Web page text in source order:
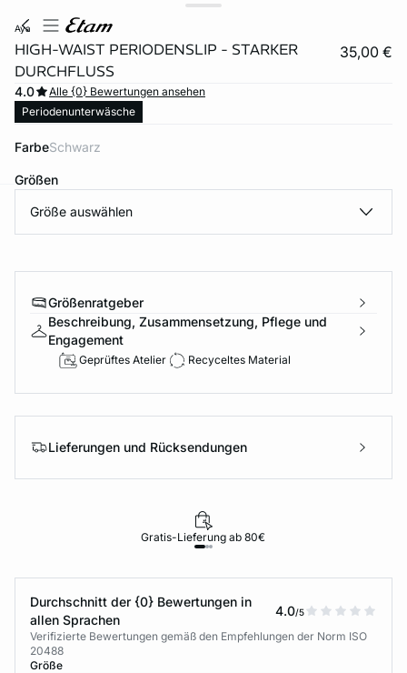
aya
HIGH-WAIST PERIODENSLIP - STARKER
DURCHFLUSS
35,00 €
4.0
Alle {0} Bewertungen ansehen
Periodenunterwäsche
Farbe schwarz
Größen
Größe auswählen
Größenratgeber
Beschreibung, Zusammensetzung, Pflege und
Engagement
Geprüftes Atelier Recyceltes Material
Lieferungen und Rücksendungen
Gratis-Lieferung ab 80€
Durchschnitt der {0} Bewertungen in
allen Sprachen
4.0/5
Verifizierte Bewertungen gemäß den Empfehlungen der Norm ISO
20488
Größe